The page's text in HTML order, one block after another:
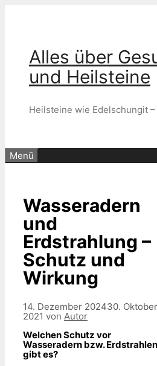
Alles über
und Heilsteine
Heilsteine wie Edelschungit
Menü
Wasseradern
und
Erdstrahlung –
Schutz und
Wirkung
14. Dezember 202430. Oktober
2021 von Autor
Welchen Schutz vor
Wasseradern bzw. Erdstrahlen
gibt es?